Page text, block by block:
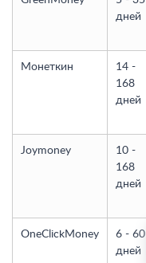
дней
Монеткин
14 -
168
дней
Joymoney
10 -
168
дней
OneClickMoney
6 - 60
дней